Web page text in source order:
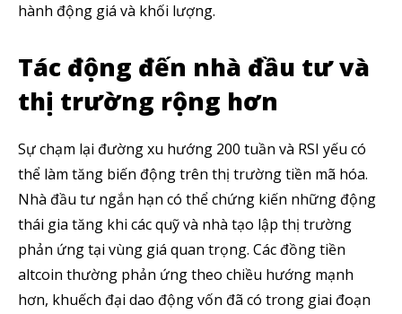
hành động giá và khối lượng.
Tác động đến nhà đầu tư và
thị trường rộng hơn
Sự chạm lại đường xu hướng 200 tuần và RSI yếu có
thể làm tăng biến động trên thị trường tiền mã hóa.
Nhà đầu tư ngắn hạn có thể chứng kiến những động
thái gia tăng khi các quỹ và nhà tạo lập thị trường
phản ứng tại vùng giá quan trọng. Các đồng tiền
altcoin thường phản ứng theo chiều hướng mạnh
hơn, khuếch đại dao động vốn đã có trong giai đoạn